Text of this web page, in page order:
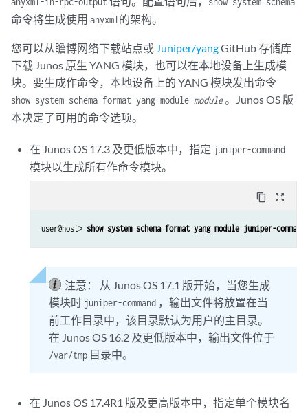
     description "Clear logical system association";
     output {
       leaf output {
         type string;
       }
     }
   }
   rpc clear-cli-satellite {
     output {
       leaf output {
命令将生成使用 anyxml的架构。
您可以从瞻博网络下载站点或 Juniper/yangGitHub 存储库
下载 Junos 原生 YANG 模块，也可以在本地设备上生成模
块。要生成作命令，本地设备上的 YANG 模块发出命令
show system schema format yang module module。Junos OS 版
本决定了可用的命令选项。
在 Junos OS 17.3 及更低版本中，指定 juniper-command
模块以生成所有作命令模块。
content_copy zoom_out_map
user@host> show system schema format yang module juniper-command
注意：
从 Junos OS 17.1 版开始，当您生成
模块时 juniper-command ，输出文件将放置在当
前工作目录中，该目录默认为用户的主目录。
在 Junos OS 16.2 及更低版本中，输出文件位于
/var/tmp 目录中。
在 Junos OS 17.4R1 版及更高版本中，指定单个模块名